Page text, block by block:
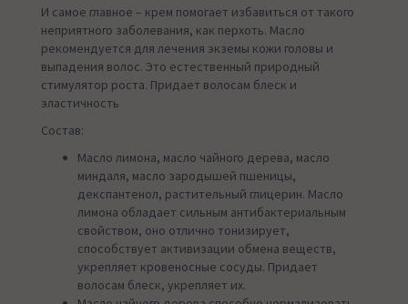
И самое главное – крем помогает избавиться от такого
неприятного заболевания, как перхоть. Масло
рекомендуется для лечения экземы кожи головы и
выпадения волос. Это естественный природный
стимулятор роста. Придает волосам блеск и
эластичность
Состав:
Масло лимона, масло чайного дерева, масло
миндаля, масло зародышей пшеницы,
декспантенол, растительный глицерин. Масло
лимона обладает сильным антибактериальным
свойством, оно отлично тонизирует,
способствует активизации обмена веществ,
укрепляет кровеносные сосуды. Придает
волосам блеск, укрепляет их.